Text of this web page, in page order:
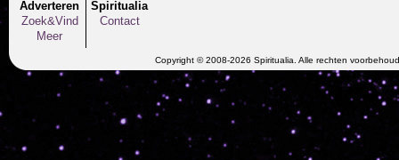
Adverteren
Zoek&Vind
Meer
Spiritualia
Contact
Copyright © 2008-2026 Spiritualia. Alle rechten